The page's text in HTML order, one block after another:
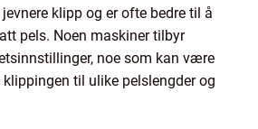
klipp og er ofte bedre til å
pels. Noen maskiner tilbyr
noe som kan være
til ulike pelslengder og